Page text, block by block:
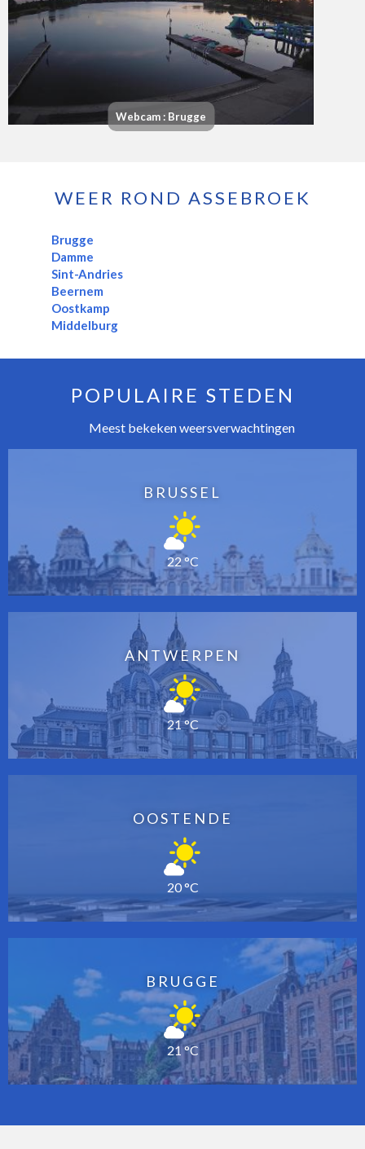
Webcam : Brugge
WEER ROND ASSEBROEK
Brugge
Damme
Sint-Andries
Beernem
Oostkamp
Middelburg
POPULAIRE STEDEN
Meest bekeken weersverwachtingen
BRUSSEL
22 °C
ANTWERPEN
21 °C
OOSTENDE
20 °C
BRUGGE
21 °C